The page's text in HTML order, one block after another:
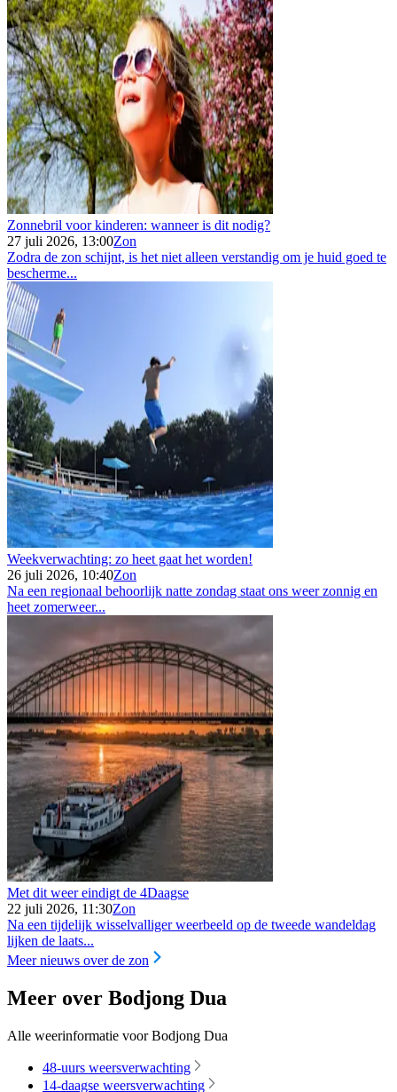
Zonnebril voor kinderen: wanneer is dit nodig?
27 juli 2026, 13:00Zon
Zodra de zon schijnt, is het niet alleen verstandig om je huid goed te
bescherme...
Weekverwachting: zo heet gaat het worden!
26 juli 2026, 10:40Zon
Na een regionaal behoorlijk natte zondag staat ons weer zonnig en
heet zomerweer...
Met dit weer eindigt de 4Daagse
22 juli 2026, 11:30Zon
Na een tijdelijk wisselvalliger weerbeeld op de tweede wandeldag
lijken de laats...
Meer nieuws over de zon
Meer over Bodjong Dua
Alle weerinformatie voor Bodjong Dua
48-uurs weersverwachting
14-daagse weersverwachting